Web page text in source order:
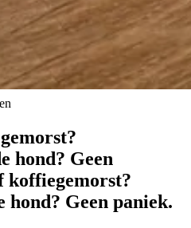
hond? Geen
koffiegemorst?
hond? Geen paniek.